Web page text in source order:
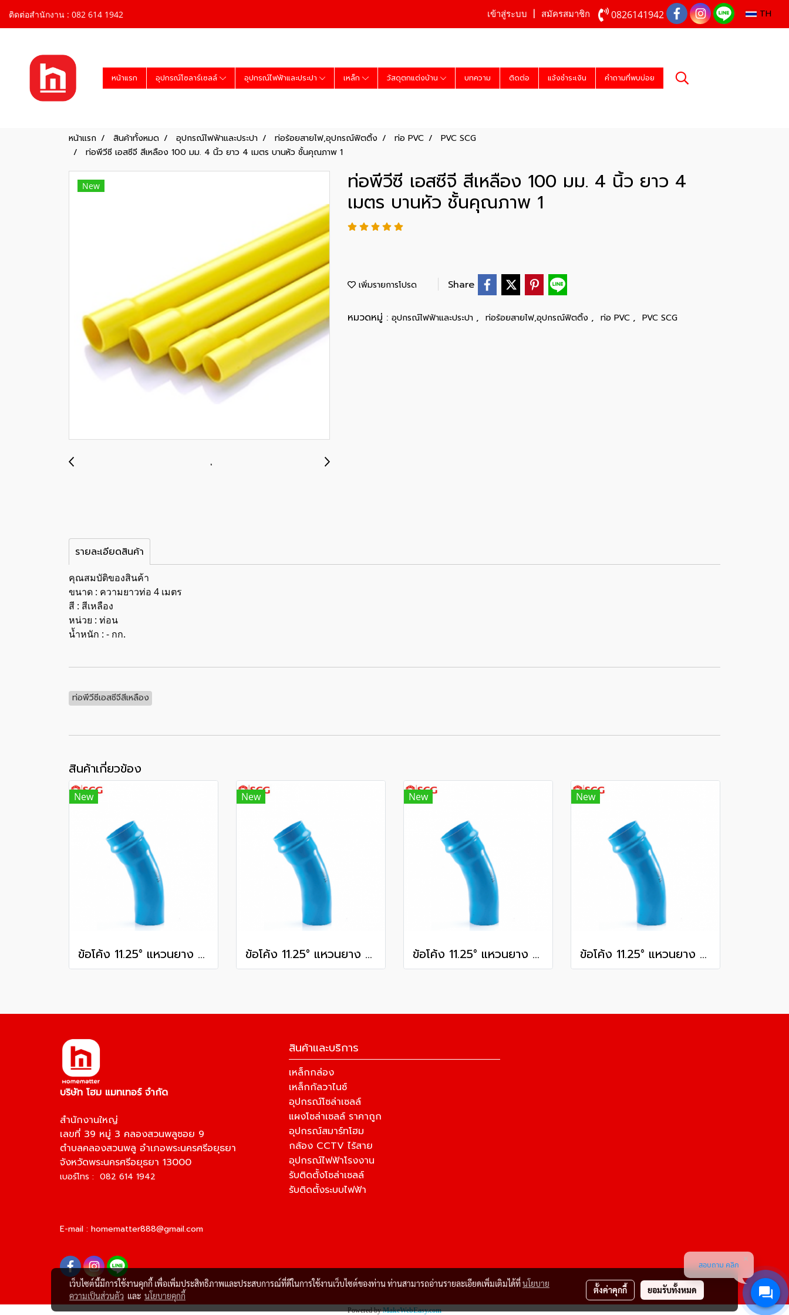
ติดต่อสำนักงาน : 082 614 1942 เข้าสู่ระบบ สมัครสมาชิก 0826141942 TH
หน้าแรก อุปกรณ์โซลาร์เซลล์ อุปกรณ์ไฟฟ้าและประปา เหล็ก วัสดุตกแต่งบ้าน บทความ ติดต่อ แจ้งชำระเงิน คำถามที่พบบ่อย
หน้าแรก สินค้าทั้งหมด อุปกรณ์ไฟฟ้าและประปา ท่อร้อยสายไฟ,อุปกรณ์ฟิตติ้ง ท่อ PVC
PVC SCG
ท่อพีวีซี เอสซีจี สีเหลือง 100 มม. 4 นิ้ว ยาว 4 เมตร บานหัว ชั้นคุณภาพ 1
New ท่อพีวีซี เอสซีจี สีเหลือง 100 มม. 4 นิ้ว ยาว 4
เมตร บานหัว ชั้นคุณภาพ 1
เพิ่มรายการโปรด Share
หมวดหมู่ : อุปกรณ์ไฟฟ้าและประปา , ท่อร้อยสายไฟ,อุปกรณ์ฟิตติ้ง , ท่อ PVC , PVC SCG
รายละเอียดสินค้า
คุณสมบัติของสินค้า
ขนาด : ความยาวท่อ 4 เมตร
สี : สีเหลือง
หน่วย : ท่อน
น้ำหนัก : - กก.
ท่อพีวีซีเอสซีจีสีเหลือง
สินค้าเกี่ยวข้อง
New
ข้อโค้ง 11.25° แหวนยาง ES1 SCG ขนาด 400 มม. (16 นิ้ว ) ชั้น 13.5
New
ข้อโค้ง 11.25° แหวนยาง ES1 SCG ขนาด 300 มม. (12 นิ้ว ) ชั้น 13.5
New
ข้อโค้ง 11.25° แหวนยาง ES1 SCG ขนาด 250 มม. (10 นิ้ว ) ชั้น 13.5
New
ข้อโค้ง 11.25° แหวนยาง ES1 SCG ขนาด 350 มม. (14 นิ้ว ) ชั้น 13.5
บริษัท โฮม แมทเทอร์ จำกัด
สำนักงานใหญ่
เลขที่ 39 หมู่ 3 คลองสวนพลูซอย 9
ตำบลคลองสวนพลู อำเภอพระนครศรีอยุธยา
จังหวัดพระนครศรีอยุธยา 13000
เบอร์โทร : 082 614 1942
E-mail : homematter888@gmail.com
สินค้าและบริการ
เหล็กกล่อง
เหล็กกัลวาไนซ์
อุปกรณ์โซล่าเซลล์
แผงโซล่าเซลล์ ราคาถูก
อุปกรณ์สมาร์ทโฮม
กล้อง CCTV ไร้สาย
อุปกรณ์ไฟฟ้าโรงงาน
รับติดตั้งโซล่าเซลล์
รับติดตั้งระบบไฟฟ้า
Powered byMakeWebEasy.com
เว็บไซต์นี้มีการใช้งานคุกกี้ เพื่อเพิ่มประสิทธิภาพและประสบการณ์ที่ดีในการใช้งานเว็บไซต์ของท่าน ท่านสามารถอ่านรายละเอียดเพิ่มเติมได้ที่นโยบาย
ความเป็นส่วนตัว และ นโยบายคุกกี้
ตั้งค่าคุกกี้ ยอมรับทั้งหมด
สอบถาม คลิก